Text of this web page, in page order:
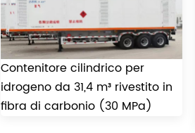
Contenitore cilindrico per
idrogeno da 31,4 m³ rivestito in
fibra di carbonio (30 MPa)